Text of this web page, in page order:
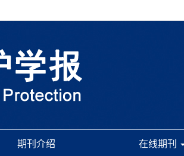
期刊介绍 在线期刊